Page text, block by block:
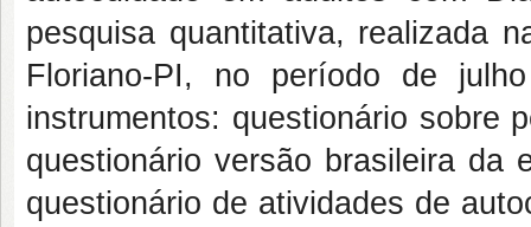
pesquisa quantitativa, realizada
Floriano-PI, no período de
instrumentos: questionário sobre
questionário versão brasileira da
questionário de atividades de